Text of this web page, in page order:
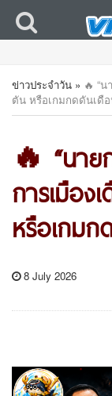
ข่าวประจำวัน » 🔥 “
ตัน หรือเกมกดดันเดื
🔥 “นาย
การเมือ
หรือเกมก
8 July 2026